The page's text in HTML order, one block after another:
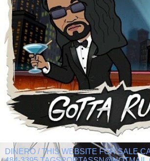
DINERO / THIS WEBSITE FOR SALE